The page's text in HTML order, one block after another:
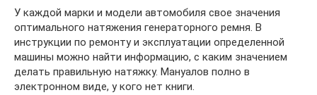
У каждой марки и модели автомобиля свое значения
оптимального натяжения генераторного ремня. В
инструкции по ремонту и эксплуатации определенной
машины можно найти информацию, с каким значением
делать правильную натяжку. Мануалов полно в
электронном виде, у кого нет книги.